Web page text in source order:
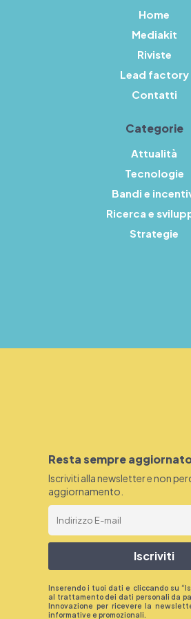
Home
Mediakit
Riviste
Lead factory
Contatti
Categorie
Attualità
Tecnologie
Bandi e
Ricerca e
Strategie
Resta sempre
Iscriviti alla newsletter e non
aggiornamento.
Iscriviti
Inserendo i tuoi dati e cliccando su
al trattamento dei dati personali da
Innovazione per ricevere la
informative e promozionali.